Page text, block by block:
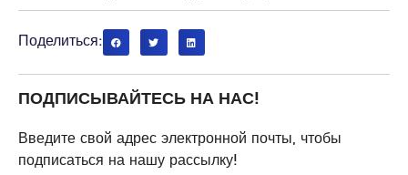
Поделиться:
ПОДПИСЫВАЙТЕСЬ НА НАС!
Введите свой адрес электронной почты, чтобы
подписаться на нашу рассылку!